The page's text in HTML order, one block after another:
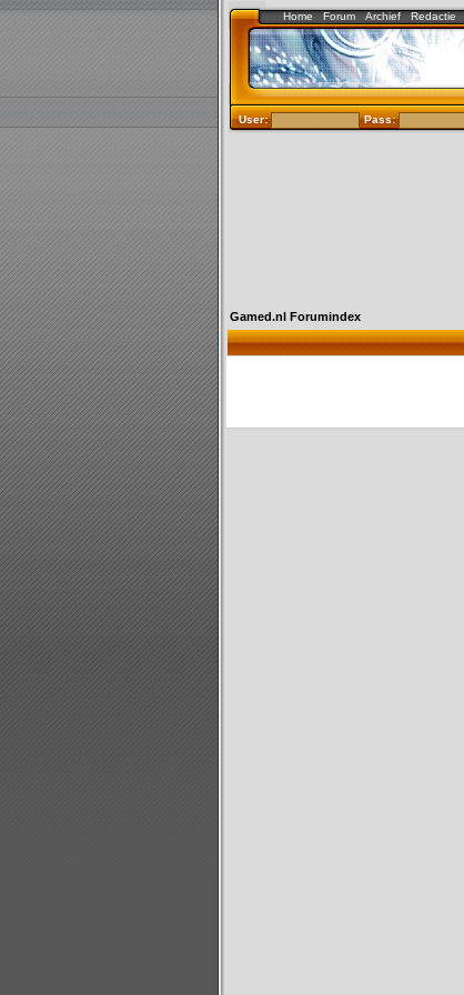
Home Forum Archief Redactie
User: Pass:
Gamed.nl Forumindex